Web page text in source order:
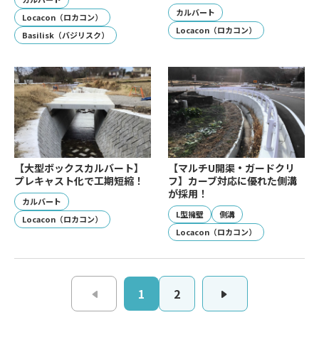
Locacon（ロカコン）
Basilisk（バジリスク）
カルバート
Locacon（ロカコン）
【大型ボックスカルバート】
プレキャスト化で工期短縮！
カルバート
Locacon（ロカコン）
【マルチU開渠・ガードクリ
フ】カーブ対応に優れた側溝
が採用！
L型擁壁
側溝
Locacon（ロカコン）
前へ 1 2 次へ